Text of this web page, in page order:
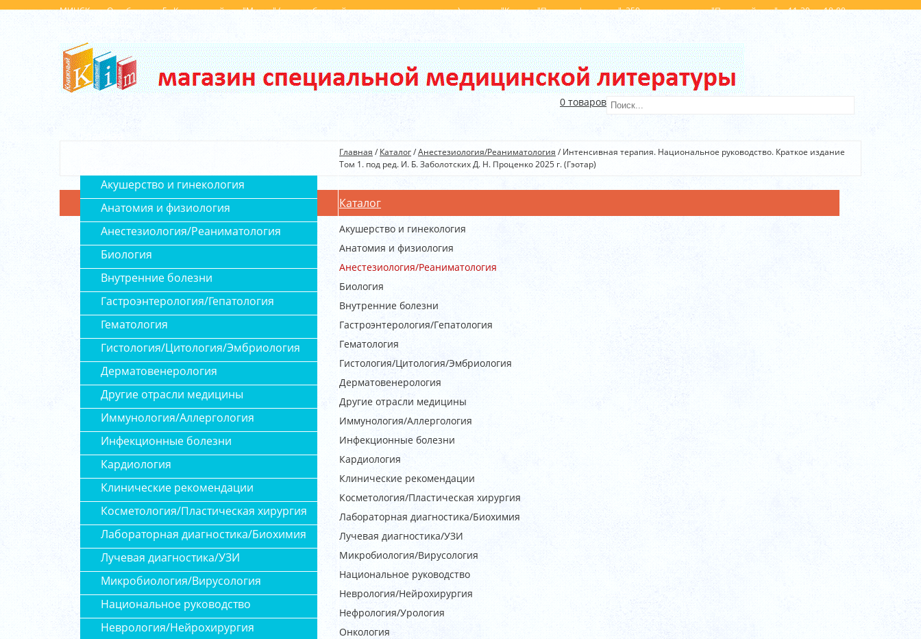
МИНСК, ул. Октябрьская, 5 , Концертный зал "Минск" (вход с обратной стороны от главного входа), магазин "Книги у "Поющих фонтанов". 250 метров от метро "Первомайская". с 11-30 до 18-00
Выходной: Сб, Вс
+375 (29) 143 0008
+375(29) 879 0004 +375(29) 540 40 45
0 товаров
Акушерство и гинекология
Анатомия и физиология
Анестезиология/Реаниматология
Биология
Внутренние болезни
Гастроэнтерология/Гепатология
Гематология
Гистология/Цитология/Эмбриология
Дерматовенерология
Другие отрасли медицины
Иммунология/Аллергология
Инфекционные болезни
Кардиология
Клинические рекомендации
Косметология/Пластическая хирургия
Лабораторная диагностика/Биохимия
Лучевая диагностика/УЗИ
Микробиология/Вирусология
Национальное руководство
Неврология/Нейрохирургия
Главная /Каталог/Анестезиология/Реаниматология /Интенсивная терапия. Национальное руководство. Краткое издание
Том 1. под ред. И. Б. Заболотских Д. Н. Проценко 2025 г. (Гэотар)
Каталог
Акушерство и гинекология
Анатомия и физиология
Анестезиология/Реаниматология
Биология
Внутренние болезни
Гастроэнтерология/Гепатология
Гематология
Гистология/Цитология/Эмбриология
Дерматовенерология
Другие отрасли медицины
Иммунология/Аллергология
Инфекционные болезни
Кардиология
Клинические рекомендации
Косметология/Пластическая хирургия
Лабораторная диагностика/Биохимия
Лучевая диагностика/УЗИ
Микробиология/Вирусология
Национальное руководство
Неврология/Нейрохирургия
Нефрология/Урология
Онкология